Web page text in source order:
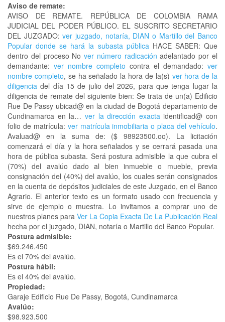
Aviso de remate:
AVISO DE REMATE. REPÚBLICA DE COLOMBIA RAMA
JUDICIAL DEL PODER PÚBLICO. EL SUSCRITO SECRETARIO
DEL JUZGADO: ver juzgado, notaría, DIAN o Martillo del Banco
Popular donde se hará la subasta públicaHACE SABER: Que
dentro del proceso Nover número radicación adelantado por el
demandante: ver nombre completo contra el demandado: ver
nombre completo, se ha señalado la hora de la(s) ver hora de la
diligencia del día 15 de julio del 2026, para que tenga lugar la
diligencia de remate del siguiente bien: Se trata de un(a) Edificio
Rue De Passy ubicad@ en la ciudad de Bogotá departamento de
Cundinamarca en la… ver la dirección exactaidentificad@ con
folio de matrícula: ver matrícula inmobiliaria o placa del vehículo.
Avaluad@ en la suma de: ($ 98923500.oo). La licitación
comenzará el día y la hora señalados y se cerrará pasada una
hora de pública subasta. Será postura admisible la que cubra el
(70%) del avalúo dado al bien inmueble o mueble, previa
consignación del (40%) del avalúo, los cuales serán consignados
en la cuenta de depósitos judiciales de este Juzgado, en el Banco
Agrario. El anterior texto es un formato usado con frecuencia y
sirve de ejemplo o muestra. Lo invitamos a comprar uno de
nuestros planes para Ver La Copia Exacta De La Publicación Real
hecha por el juzgado, DIAN, notaría o Martillo del Banco Popular.
Postura admisible:
$69.246.450
Es el 70% del avalúo.
Postura hábil:
Es el 40% del avalúo.
Propiedad:
Garaje Edificio Rue De Passy, Bogotá, Cundinamarca
Avalúo:
$98.923.500